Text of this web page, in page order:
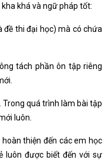
khá và ngữ pháp tốt:
đề thi đại học) mà có chứa
tách phần ôn tập riêng
quá trình làm bài tập
luôn.
thiện đến các em học
luôn được biết đến với sự